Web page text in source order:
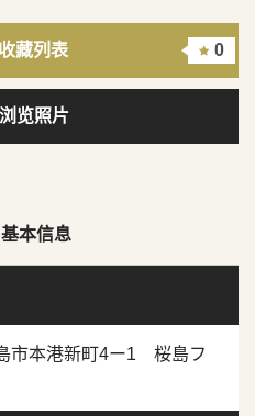
藏列表 0
浏览照片
基本信息
市本港新町4ー1 桜島フ